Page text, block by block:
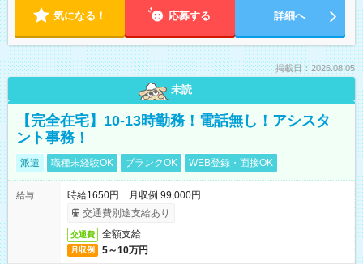
気になる！ 応募する 詳細へ
掲載日：2026.08.05
未読
【完全在宅】10-13時勤務！電話無し！アシスタ
ント事務！
派遣 職種未経験OK ブランクOK WEB登録・面接OK
給与
時給1650円 月収例 99,000円
交通費別途支給あり
交通費 全額支給
月収例 5～10万円